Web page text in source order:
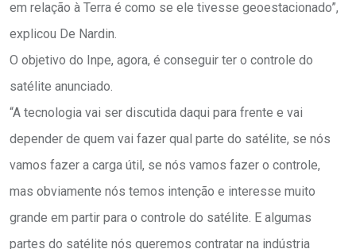
em relação à Terra é como se ele tivesse geoestacionado”,
explicou De Nardin.
O objetivo do Inpe, agora, é conseguir ter o controle do
satélite anunciado.
“A tecnologia vai ser discutida daqui para frente e vai
depender de quem vai fazer qual parte do satélite, se nós
vamos fazer a carga útil, se nós vamos fazer o controle,
mas obviamente nós temos intenção e interesse muito
grande em partir para o controle do satélite. E algumas
partes do satélite nós queremos contratar na indústria